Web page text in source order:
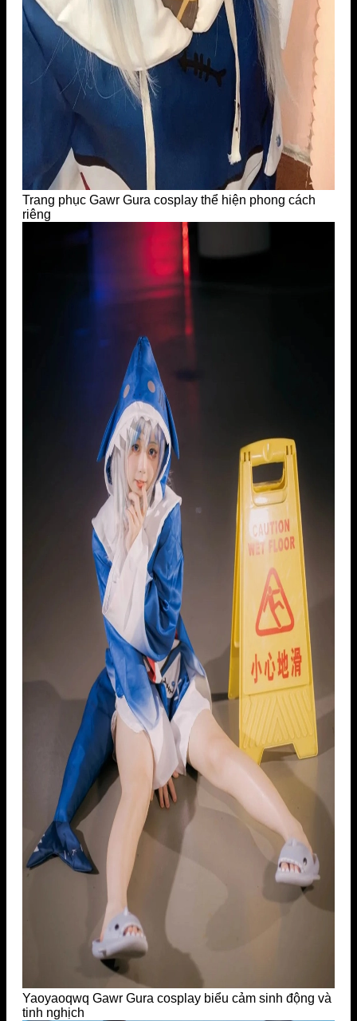
Trang phục Gawr Gura cosplay thể hiện phong cách
riêng
Yaoyaoqwq Gawr Gura cosplay biểu cảm sinh động và
tinh nghịch